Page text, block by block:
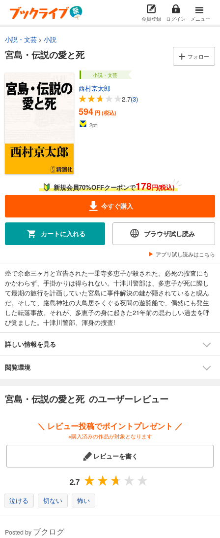
会員登録 ログイン メニュー
小説・文芸 小説
宮島・伝説の愛と死 フォロー
小説・文芸
西村京太郎
2.7(3)
594 円 (税込)
2pt
新規会員70%OFFクーポンで178円(税込)
今すぐ購入
カートに入れる ブラウザ試し読み
アプリ試し読みはこちら
癌で余命三ヶ月と宣告された一乗寺多恵子が殺された。必死の捜査にも
かかわらず、手掛かりは得られない。十津川警部は、多恵子が死に際し
て最期の旅行を計画していた宮島に事件解決の鍵が隠されていると睨ん
だ。そして、厳島神社の大鳥居をくぐる夜間の遊覧船で、偶然にも発生
した転落事故。それが、多恵子の身に起きた21年前の忌わしい過去を呼
び覚ました。十津川警部、渾身の捜査!
詳しい情報を見る
閲覧環境
宮島・伝説の愛と死 のユーザーレビュー
＼ レビュー投稿でポイントプレゼント ／
※購入済みの作品が対象となります
レビューを書く
2.7
泣ける 切ない 怖い
Posted by ブクログ